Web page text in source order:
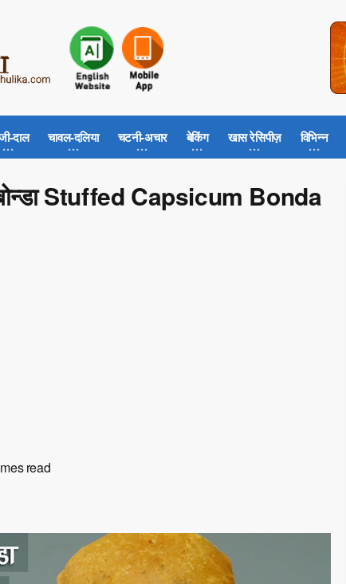
दाल चावल-दलिया चटनी-अचार बेकिंग खास रेसिपीज़ विभिन्न
बोन्डा Stuffed Capsicum Bonda
read